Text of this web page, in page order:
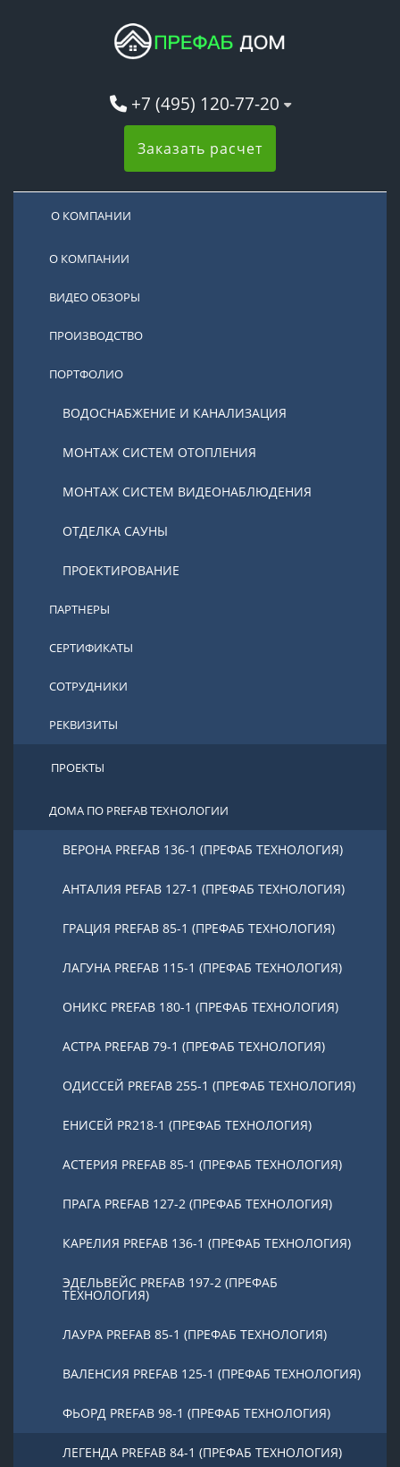
+7 (495) 120-77-20
Заказать расчет
О КОМПАНИИ
О КОМПАНИИ
ВИДЕО ОБЗОРЫ
ПРОИЗВОДСТВО
ПОРТФОЛИО
ВОДОСНАБЖЕНИЕ И КАНАЛИЗАЦИЯ
МОНТАЖ СИСТЕМ ОТОПЛЕНИЯ
МОНТАЖ СИСТЕМ ВИДЕОНАБЛЮДЕНИЯ
ОТДЕЛКА САУНЫ
ПРОЕКТИРОВАНИЕ
ПАРТНЕРЫ
СЕРТИФИКАТЫ
СОТРУДНИКИ
РЕКВИЗИТЫ
ПРОЕКТЫ
ДОМА ПО PREFAB ТЕХНОЛОГИИ
ВЕРОНА PREFAB 136-1 (ПРЕФАБ ТЕХНОЛОГИЯ)
АНТАЛИЯ PEFAB 127-1 (ПРЕФАБ ТЕХНОЛОГИЯ)
ГРАЦИЯ PREFAB 85-1 (ПРЕФАБ ТЕХНОЛОГИЯ)
ЛАГУНА PREFAB 115-1 (ПРЕФАБ ТЕХНОЛОГИЯ)
ОНИКС PREFAB 180-1 (ПРЕФАБ ТЕХНОЛОГИЯ)
АСТРА PREFAB 79-1 (ПРЕФАБ ТЕХНОЛОГИЯ)
ОДИССЕЙ PREFAB 255-1 (ПРЕФАБ ТЕХНОЛОГИЯ)
ЕНИСЕЙ PR218-1 (ПРЕФАБ ТЕХНОЛОГИЯ)
АСТЕРИЯ PREFAB 85-1 (ПРЕФАБ ТЕХНОЛОГИЯ)
ПРАГА PREFAB 127-2 (ПРЕФАБ ТЕХНОЛОГИЯ)
КАРЕЛИЯ PREFAB 136-1 (ПРЕФАБ ТЕХНОЛОГИЯ)
ЭДЕЛЬВЕЙС PREFAB 197-2 (ПРЕФАБ
ТЕХНОЛОГИЯ)
ЛАУРА PREFAB 85-1 (ПРЕФАБ ТЕХНОЛОГИЯ)
ВАЛЕНСИЯ PREFAB 125-1 (ПРЕФАБ ТЕХНОЛОГИЯ)
ФЬОРД PREFAB 98-1 (ПРЕФАБ ТЕХНОЛОГИЯ)
ЛЕГЕНДА PREFAB 84-1 (ПРЕФАБ ТЕХНОЛОГИЯ)